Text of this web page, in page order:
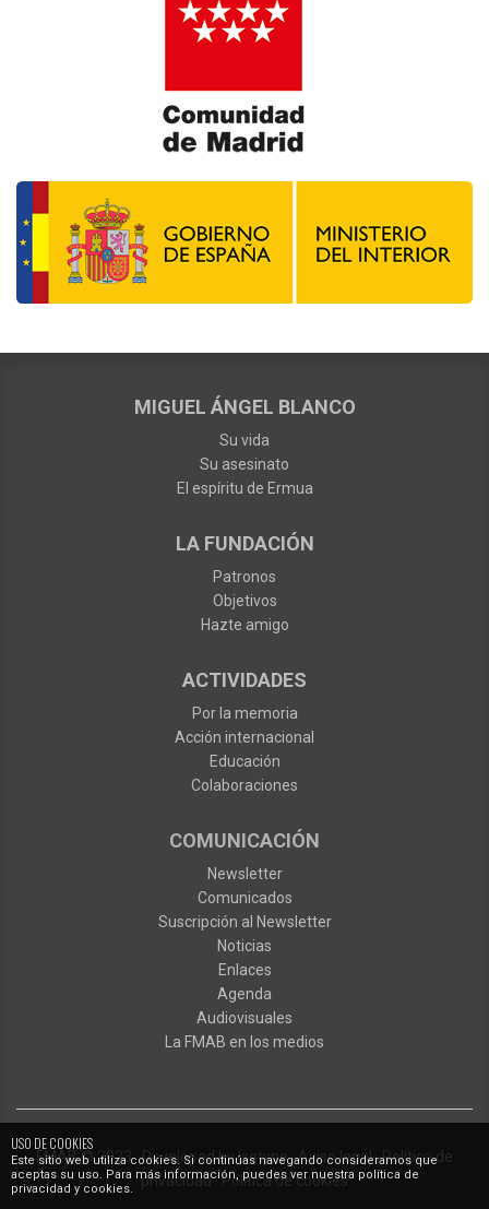
USO DE COOKIES
Este sitio web utiliza cookies. Si continúas navegando consideramos que
aceptas su uso. Para más información, puedes ver nuestra política de
privacidad y cookies.
MIGUEL ÁNGEL BLANCO
Su vida
Su asesinato
El espíritu de Ermua
LA FUNDACIÓN
Patronos
Objetivos
Hazte amigo
ACTIVIDADES
Por la memoria
Acción internacional
Educación
Colaboraciones
COMUNICACIÓN
Newsletter
Comunicados
Suscripción al Newsletter
Noticias
Enlaces
Agenda
Audiovisuales
La FMAB en los medios
FMAB© 2023·Developed byIxotype·Aviso legal·Política de
privacidad·Política de cookies